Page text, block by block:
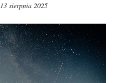
13 sierpnia 2025